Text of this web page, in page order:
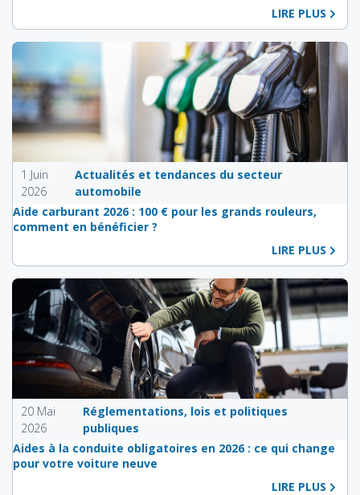
LIRE PLUS
1 Juin
2026
Actualités et tendances du secteur
automobile
Aide carburant 2026 : 100 € pour les grands rouleurs,
comment en bénéficier ?
LIRE PLUS
20 Mai
2026
Réglementations, lois et politiques
publiques
Aides à la conduite obligatoires en 2026 : ce qui change
pour votre voiture neuve
LIRE PLUS